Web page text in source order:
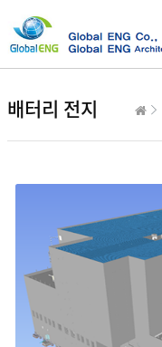
배터리 전지
컨텐츠 정보
본문